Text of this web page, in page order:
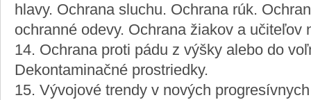
hlavy. Ochrana sluchu. Ochrana rúk.
ochranné odevy. Ochrana žiakov a učiteľov
14. Ochrana proti pádu z výšky alebo do
Dekontaminačné prostriedky.
15. Vývojové trendy v nových